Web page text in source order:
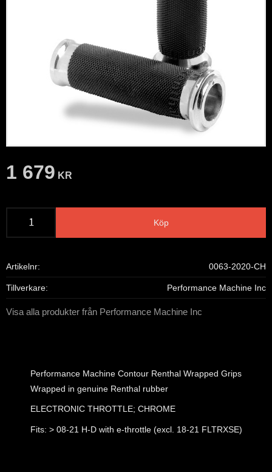
1 679 KR
Köp
Artikelnr 0063-2020-CH
Tillverkare Performance Machine Inc
Visa alla produkter från Performance Machine Inc
Performance Machine Contour Renthal Wrapped Grips
Wrapped in genuine Renthal rubber
ELECTRONIC THROTTLE; CHROME
Fits: > 08-21 H-D with e-throttle (excl. 18-21 FLTRXSE)